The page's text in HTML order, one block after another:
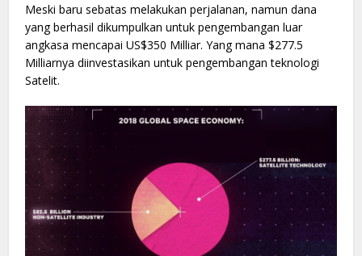
Meski baru sebatas melakukan perjalanan, namun dana
yang berhasil dikumpulkan untuk pengembangan luar
angkasa mencapai US$350 Milliar. Yang mana $277.5
Milliarnya diinvestasikan untuk pengembangan teknologi
Satelit.